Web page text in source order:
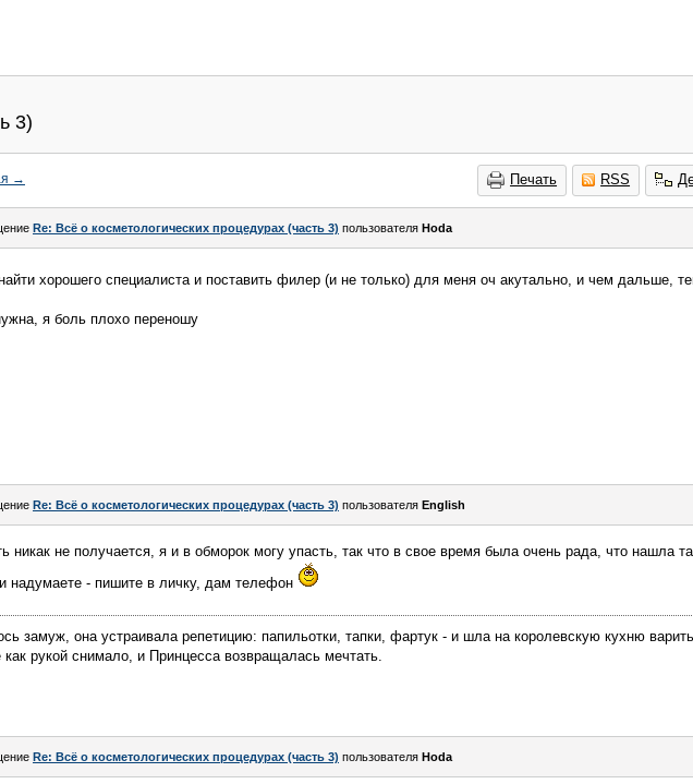
3)
Печать RSS
→
Re: Всё о косметологических процедурах (часть 3) пользователя Hoda
хорошего специалиста и поставить филер (и не только) для меня оч акутально, и чем дальше,
я боль плохо переношу
Re: Всё о косметологических процедурах (часть 3) пользователя English
никак не получается, я и в обморок могу упасть, так что в свое время была очень рада, что нашла
надумаете - пишите в личку, дам телефон
замуж, она устраивала репетицию: папильотки, тапки, фартук - и шла на королевскую кухню варить
рукой снимало, и Принцесса возвращалась мечтать.
Re: Всё о косметологических процедурах (часть 3) пользователя Hoda